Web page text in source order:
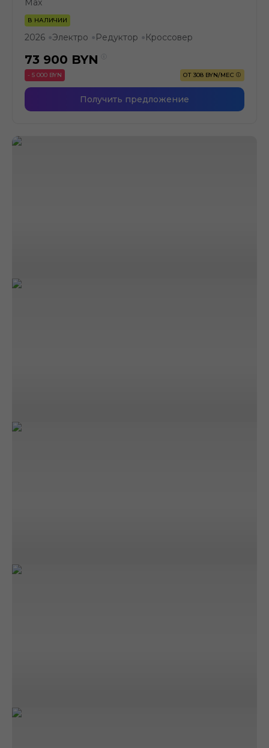
Max
В НАЛИЧИИ
2026 ●Электро ● Редуктор ● Кроссовер
73 900 BYN
- 5 000 BYN ОТ 308 BYN/МЕС
Получить предложение